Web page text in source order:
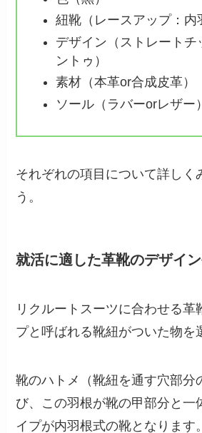
紐靴（レースアップ：内
デザイン（ストレートチ
ントゥ）
素材（本革or合成皮革）
ソール（ラバーorレザー）
それぞれの項目について詳しく
う。
就活に適した革靴のデザイ
リクルートスーツに合わせる革
プと呼ばれる靴紐がついた物を
靴のハトメ（靴紐を通す穴部分
び、この羽根が靴の甲部分と一
イプが内羽根式の靴となります。